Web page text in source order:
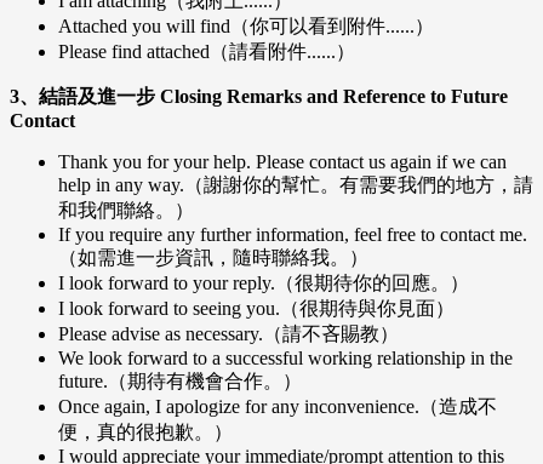
Attached you will find（你可以看到附件......）
Please find attached（請看附件......）
3、結語及進一步 Closing Remarks and Reference to Future
Contact
Thank you for your help. Please contact us again if we can
help in any way.（謝謝你的幫忙。有需要我們的地方，請
和我們聯絡。）
If you require any further information, feel free to contact me.
（如需進一步資訊，隨時聯絡我。）
I look forward to your reply.（很期待你的回應。）
I look forward to seeing you.（很期待與你見面）
Please advise as necessary.（請不吝賜教）
We look forward to a successful working relationship in the
future.（期待有機會合作。）
Once again, I apologize for any inconvenience.（造成不
便，真的很抱歉。）
I would appreciate your immediate/prompt attention to this